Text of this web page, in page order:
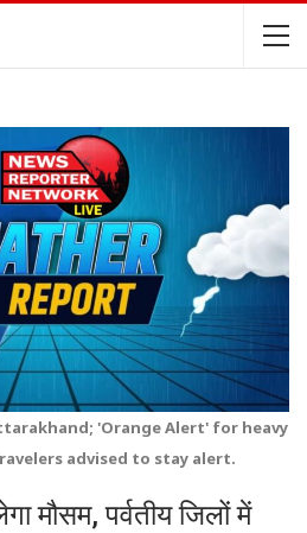
'Orange Alert' for heavy
advised to stay alert.
मौसम, पर्वतीय जिलों में